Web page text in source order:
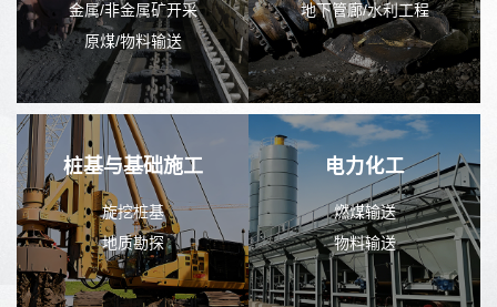
金属/非金属矿开采
原煤/物料输送
地下管廊/水利工程
桩基与基础施工
旋挖桩基
地质勘探
电力化工
燃煤输送
物料输送